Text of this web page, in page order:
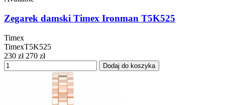
Zegarek damski Timex Ironman T5K525
Timex
TimexT5K525
230 zł 270 zł
Dodaj do koszyka